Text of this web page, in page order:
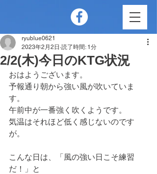
2/2(木)今日のKTG状況
ryublue0621
2023年2月2日 読了時間: 1分
おはようございます。
予報通り朝から強い風が吹いていま
す。
午前中が一番強く吹くようです。
気温はそれほど低く感じないのです
が。
こんな日は、「風の強い日こそ練習
だ！」と